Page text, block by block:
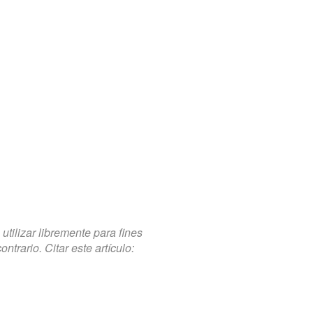
libremente para fines
Citar este artículo: